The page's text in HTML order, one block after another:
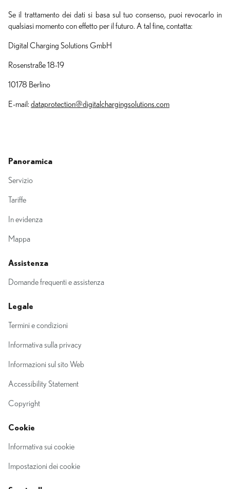
Se il trattamento dei dati si basa sul tuo consenso, puoi revocarlo in
qualsiasi momento con effetto per il futuro. A tal fine, contatta:
Digital Charging Solutions GmbH
Rosenstraße 18-19
10178 Berlino
E-mail: dataprotection@digitalchargingsolutions.com
Panoramica
Servizio
Tariffe
In evidenza
Mappa
Assistenza
Domande frequenti e assistenza
Legale
Termini e condizioni
Informativa sulla privacy
Informazioni sul sito Web
Accessibility Statement
Copyright
Cookie
Informativa sui cookie
Impostazioni dei cookie